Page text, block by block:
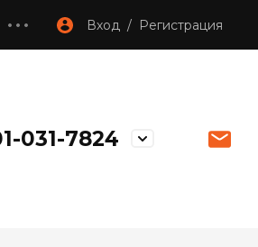
Вход / Регистрация
031-7824